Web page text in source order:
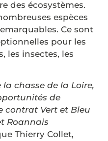
des écosystèmes.
espèces
Ce sont
pour les
les insectes, les
chasse de la Loire,
de
contrat Vert et Bleu
Roannais
Thierry Collet,